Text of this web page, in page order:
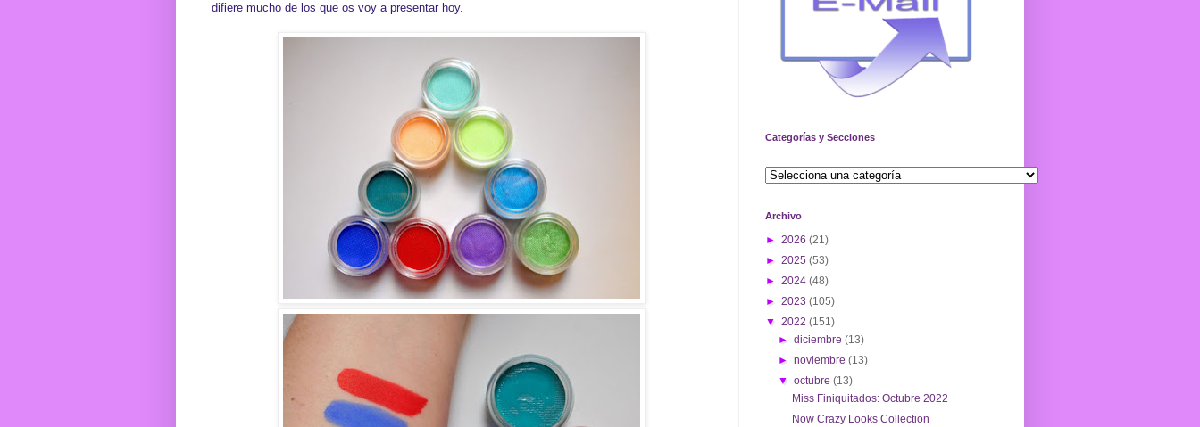
difiere mucho de los que os voy a presentar hoy.
Categorías y Secciones
Archivo
► 2026 (21)
► 2025 (53)
► 2024 (48)
► 2023 (105)
▼ 2022 (151)
►diciembre(13)
►noviembre(13)
▼octubre(13)
Miss Finiquitados: Octubre 2022
Now Crazy Looks Collection